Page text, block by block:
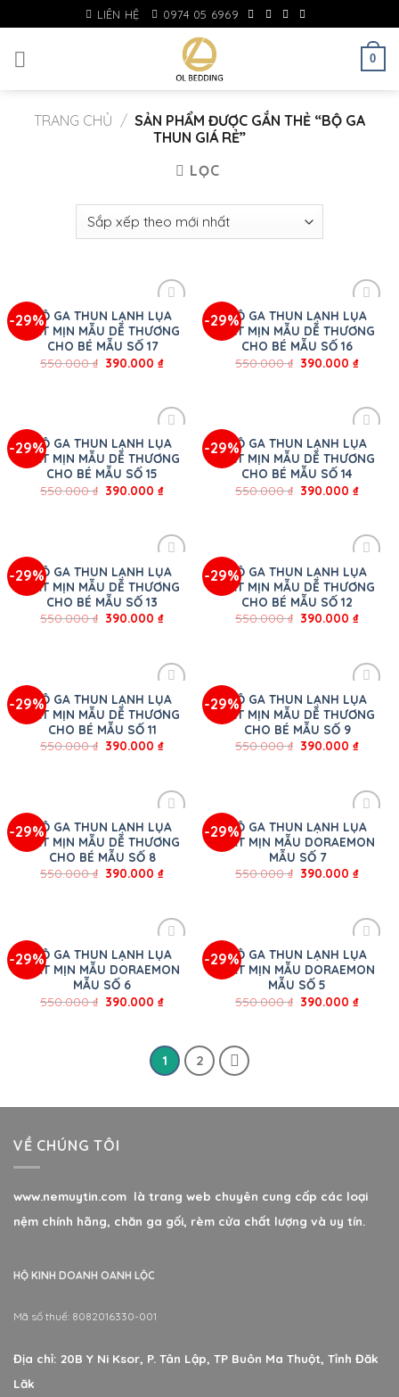
to
content
LIÊN HỆ 0974 05 6969
0
TRANG CHỦ / SẢN PHẨM ĐƯỢC GẮN THẺ “BỘ GA
THUN GIÁ RẺ”
LỌC
-29%BỘ GA THUN LẠNH LỤA
MÁT MỊN MẪU DỄ THƯƠNG
CHO BÉ MẪU SỐ 17
550.000₫ 390.000₫
-29%BỘ GA THUN LẠNH LỤA
MÁT MỊN MẪU DỄ THƯƠNG
CHO BÉ MẪU SỐ 16
550.000₫ 390.000₫
-29%BỘ GA THUN LẠNH LỤA
MÁT MỊN MẪU DỄ THƯƠNG
CHO BÉ MẪU SỐ 15
550.000₫ 390.000₫
-29%BỘ GA THUN LẠNH LỤA
MÁT MỊN MẪU DỄ THƯƠNG
CHO BÉ MẪU SỐ 14
550.000₫ 390.000₫
-29%BỘ GA THUN LẠNH LỤA
MÁT MỊN MẪU DỄ THƯƠNG
CHO BÉ MẪU SỐ 13
550.000₫ 390.000₫
-29%BỘ GA THUN LẠNH LỤA
MÁT MỊN MẪU DỄ THƯƠNG
CHO BÉ MẪU SỐ 12
550.000₫ 390.000₫
-29%BỘ GA THUN LẠNH LỤA
MÁT MỊN MẪU DỄ THƯƠNG
CHO BÉ MẪU SỐ 11
550.000₫ 390.000₫
-29%BỘ GA THUN LẠNH LỤA
MÁT MỊN MẪU DỄ THƯƠNG
CHO BÉ MẪU SỐ 9
550.000₫ 390.000₫
-29%BỘ GA THUN LẠNH LỤA
MÁT MỊN MẪU DỄ THƯƠNG
CHO BÉ MẪU SỐ 8
550.000₫ 390.000₫
-29%BỘ GA THUN LẠNH LỤA
MÁT MỊN MẪU DORAEMON
MẪU SỐ 7
550.000₫ 390.000₫
-29%BỘ GA THUN LẠNH LỤA
MÁT MỊN MẪU DORAEMON
MẪU SỐ 6
550.000₫ 390.000₫
-29%BỘ GA THUN LẠNH LỤA
MÁT MỊN MẪU DORAEMON
MẪU SỐ 5
550.000₫ 390.000₫
1 2
VỀ CHÚNG TÔI
www.nemuytin.com là trang web chuyên cung cấp các loại
nệm chính hãng, chăn ga gối, rèm cửa chất lượng và uy tín.
HỘ KINH DOANH OANH LỘC
Mã số thuế: 8082016330-001
Địa chỉ: 20B Y Ni Ksor, P. Tân Lập, TP Buôn Ma Thuột, Tỉnh Đăk
Lăk